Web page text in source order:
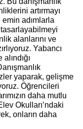
artırmayı
adımlarla
alanlarını ve
Yabancı
yaparak, gelişme
Öğrencileri
daha mutlu
Okulları’ndaki
onların daha